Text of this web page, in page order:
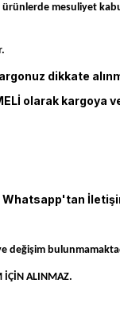
mesuliyet
dikkate
olarak kargoya
Whatsapp'tan
değişim
İÇİN ALINMAZ.